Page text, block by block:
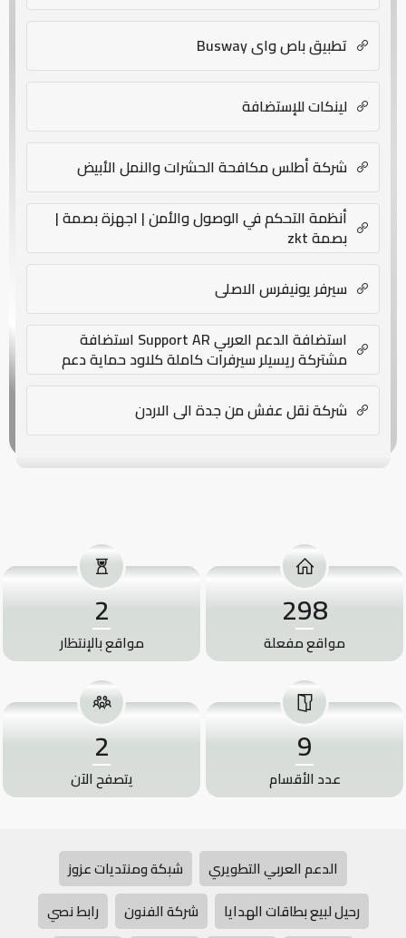
تطبيق باص واي Busway
لينكات للإستضافة
شركة أطلس مكافحة الحشرات والنمل الأبيض
أنظمة التحكم في الوصول والأمن | اجهزة بصمة |
بصمة zkt
سيرفر يونيفرس الاصلى
استضافة الدعم العربي Support AR استضافة
مشتركة ريسيلر سيرفرات كاملة كلاود حماية دعم
فني
شركة نقل عفش من جدة الى الاردن
298
مواقع مفعلة
2
مواقع بالإنتظار
9
عدد الأقسام
2
يتصفح الآن
الدعم العربي التطويري
شبكة ومنتديات عزوز
رحيل لبيع بطاقات الهدايا
شركة الفنون رابط نصي